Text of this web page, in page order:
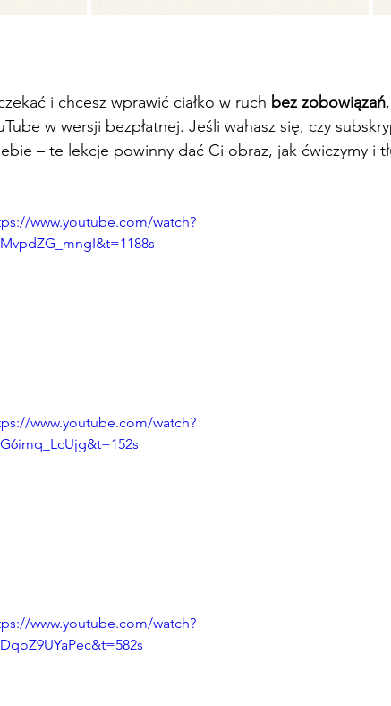
i chcesz wprawić ciałko w ruch bez zobowiązań
w wersji bezpłatnej. Jeśli wahasz się, czy
– te lekcje powinny dać Ci obraz, jak ćwiczymy i
www.youtube.com/watch?
www.youtube.com/watch?
www.youtube.com/watch?